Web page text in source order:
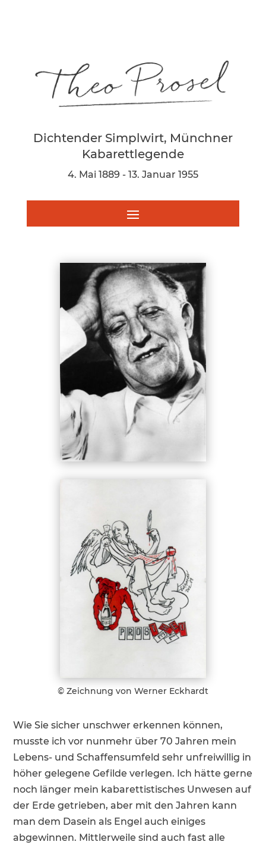
Dichtender Simplwirt, Münchner
Kabarettlegende
4. Mai 1889 - 13. Januar 1955
© Zeich­nung von Werner Eckhardt
Wie Sie sicher unschwer erkennen können,
musste ich vor nunmehr über 70 Jahren mein
Lebens- und Schaf­fens­um­feld sehr unfrei­willig in
höher gelegene Gefilde verlegen. Ich hätte gerne
noch länger mein kabaret­tis­ti­sches Unwesen auf
der Erde getrieben, aber mit den Jahren kann
man dem Dasein als Engel auch einiges
abgewinnen. Mittler­weile sind auch fast alle